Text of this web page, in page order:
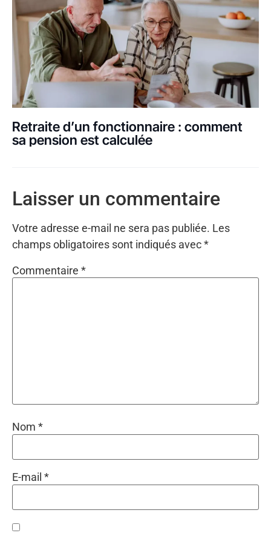
Retraite d’un fonctionnaire : comment
sa pension est calculée
Laisser un commentaire
Votre adresse e-mail ne sera pas publiée. Les
champs obligatoires sont indiqués avec*
Commentaire *
Nom *
E-mail *